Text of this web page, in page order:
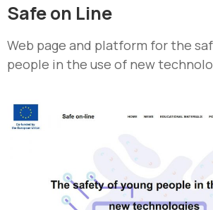
Safe on Line
Web page and platform for the
people in the use of new